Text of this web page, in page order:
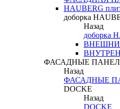
HAUBERG
доборка
Назад
доборка
ФАСАДНЫЕ
Назад
ФАСАДНЫЕ
DOCKE
Назад
DOCKE